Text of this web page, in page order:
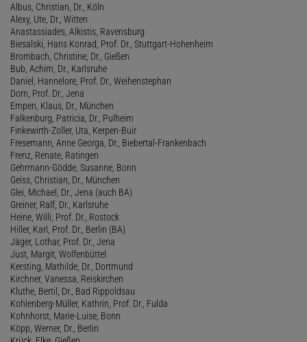
Albus, Christian, Dr., Köln
Alexy, Ute, Dr., Witten
Anastassiades, Alkistis, Ravensburg
Biesalski, Hans Konrad, Prof. Dr., Stuttgart-Hohenheim
Brombach, Christine, Dr., Gießen
Bub, Achim, Dr., Karlsruhe
Daniel, Hannelore, Prof. Dr., Weihenstephan
Dorn, Prof. Dr., Jena
Empen, Klaus, Dr., München
Falkenburg, Patricia, Dr., Pulheim
Finkewirth-Zoller, Uta, Kerpen-Buir
Fresemann, Anne Georga, Dr., Biebertal-Frankenbach
Frenz, Renate, Ratingen
Gehrmann-Gödde, Susanne, Bonn
Geiss, Christian, Dr., München
Glei, Michael, Dr., Jena (auch BA)
Greiner, Ralf, Dr., Karlsruhe
Heine, Willi, Prof. Dr., Rostock
Hiller, Karl, Prof. Dr., Berlin (BA)
Jäger, Lothar, Prof. Dr., Jena
Just, Margit, Wolfenbüttel
Kersting, Mathilde, Dr., Dortmund
Kirchner, Vanessa, Reiskirchen
Kluthe, Bertil, Dr., Bad Rippoldsau
Kohlenberg-Müller, Kathrin, Prof. Dr., Fulda
Kohnhorst, Marie-Luise, Bonn
Köpp, Werner, Dr., Berlin